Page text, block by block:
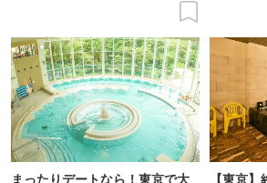
まったりデートなら！東京で大
【東京